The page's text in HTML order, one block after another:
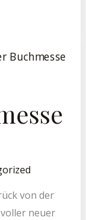
von der
neuer